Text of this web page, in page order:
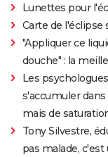
Lunettes pour
Carte de l'éclipse
"Appliquer ce
douche" : la
Les
s'accumuler
mais de
Tony Silvestre,
pas malade,